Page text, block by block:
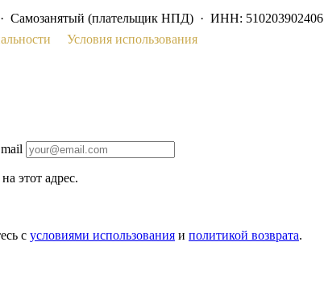
Самозанятый (плательщик НПД) · ИНН: 510203902406
Условия использования
этот адрес.
с условиями использования и политикой возврата.